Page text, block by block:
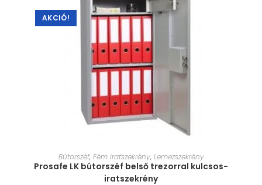
AKCIÓ!
MÉRET VÁLASZTÁSA
Bútorszéf, Fém iratszekrény, Lemezszekrény
Prosafe LK bútorszéf belső trezorral kulcsos-
iratszekrény